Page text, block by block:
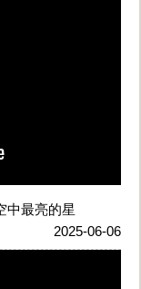
中最亮的星
2025-06-06